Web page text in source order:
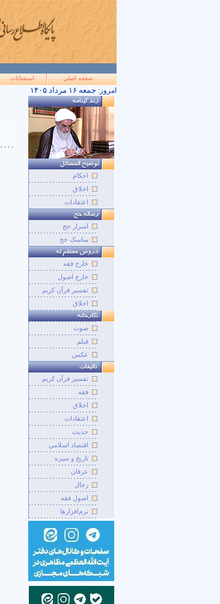
صفحه اصلي استفتائات
امروز: ۱۴۰۵ جمعه ۱۶ مرداد
احکام
اخلاق
اعتقادات
اسرار حج
مناسک حج
خارج فقه
خارج اصول
تفسیر قرآن کریم
اخلاق
صوت
فيلم
عکس
تفسير قرآن کريم
فقه
اخلاق
اعتقادات
حديث
اقتصاد اسلامي
تاريخ و سيره
عرفان
رجال
اصول فقه
نرم‌افزارها